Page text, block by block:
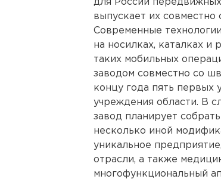
для России передвижных
выпускает их
Современные
на носилках, каталках и
таких мобильных
заводом совместно со
концу года пять первых
учреждения области. В
завод планирует
несколько иной
уникальное
отрасли, а также
многофункциональный